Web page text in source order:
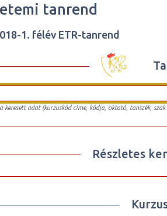
tanrend
1. félév ETR-tanrend
keresett adat (kurzuskód címe, kódja, oktató, tanszék,
Részletes